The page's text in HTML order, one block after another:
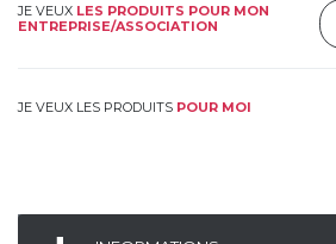
JE VEUX LES PRODUITS POUR MON
ENTREPRISE/ASSOCIATION
JE VEUX LES PRODUITS POUR MOI